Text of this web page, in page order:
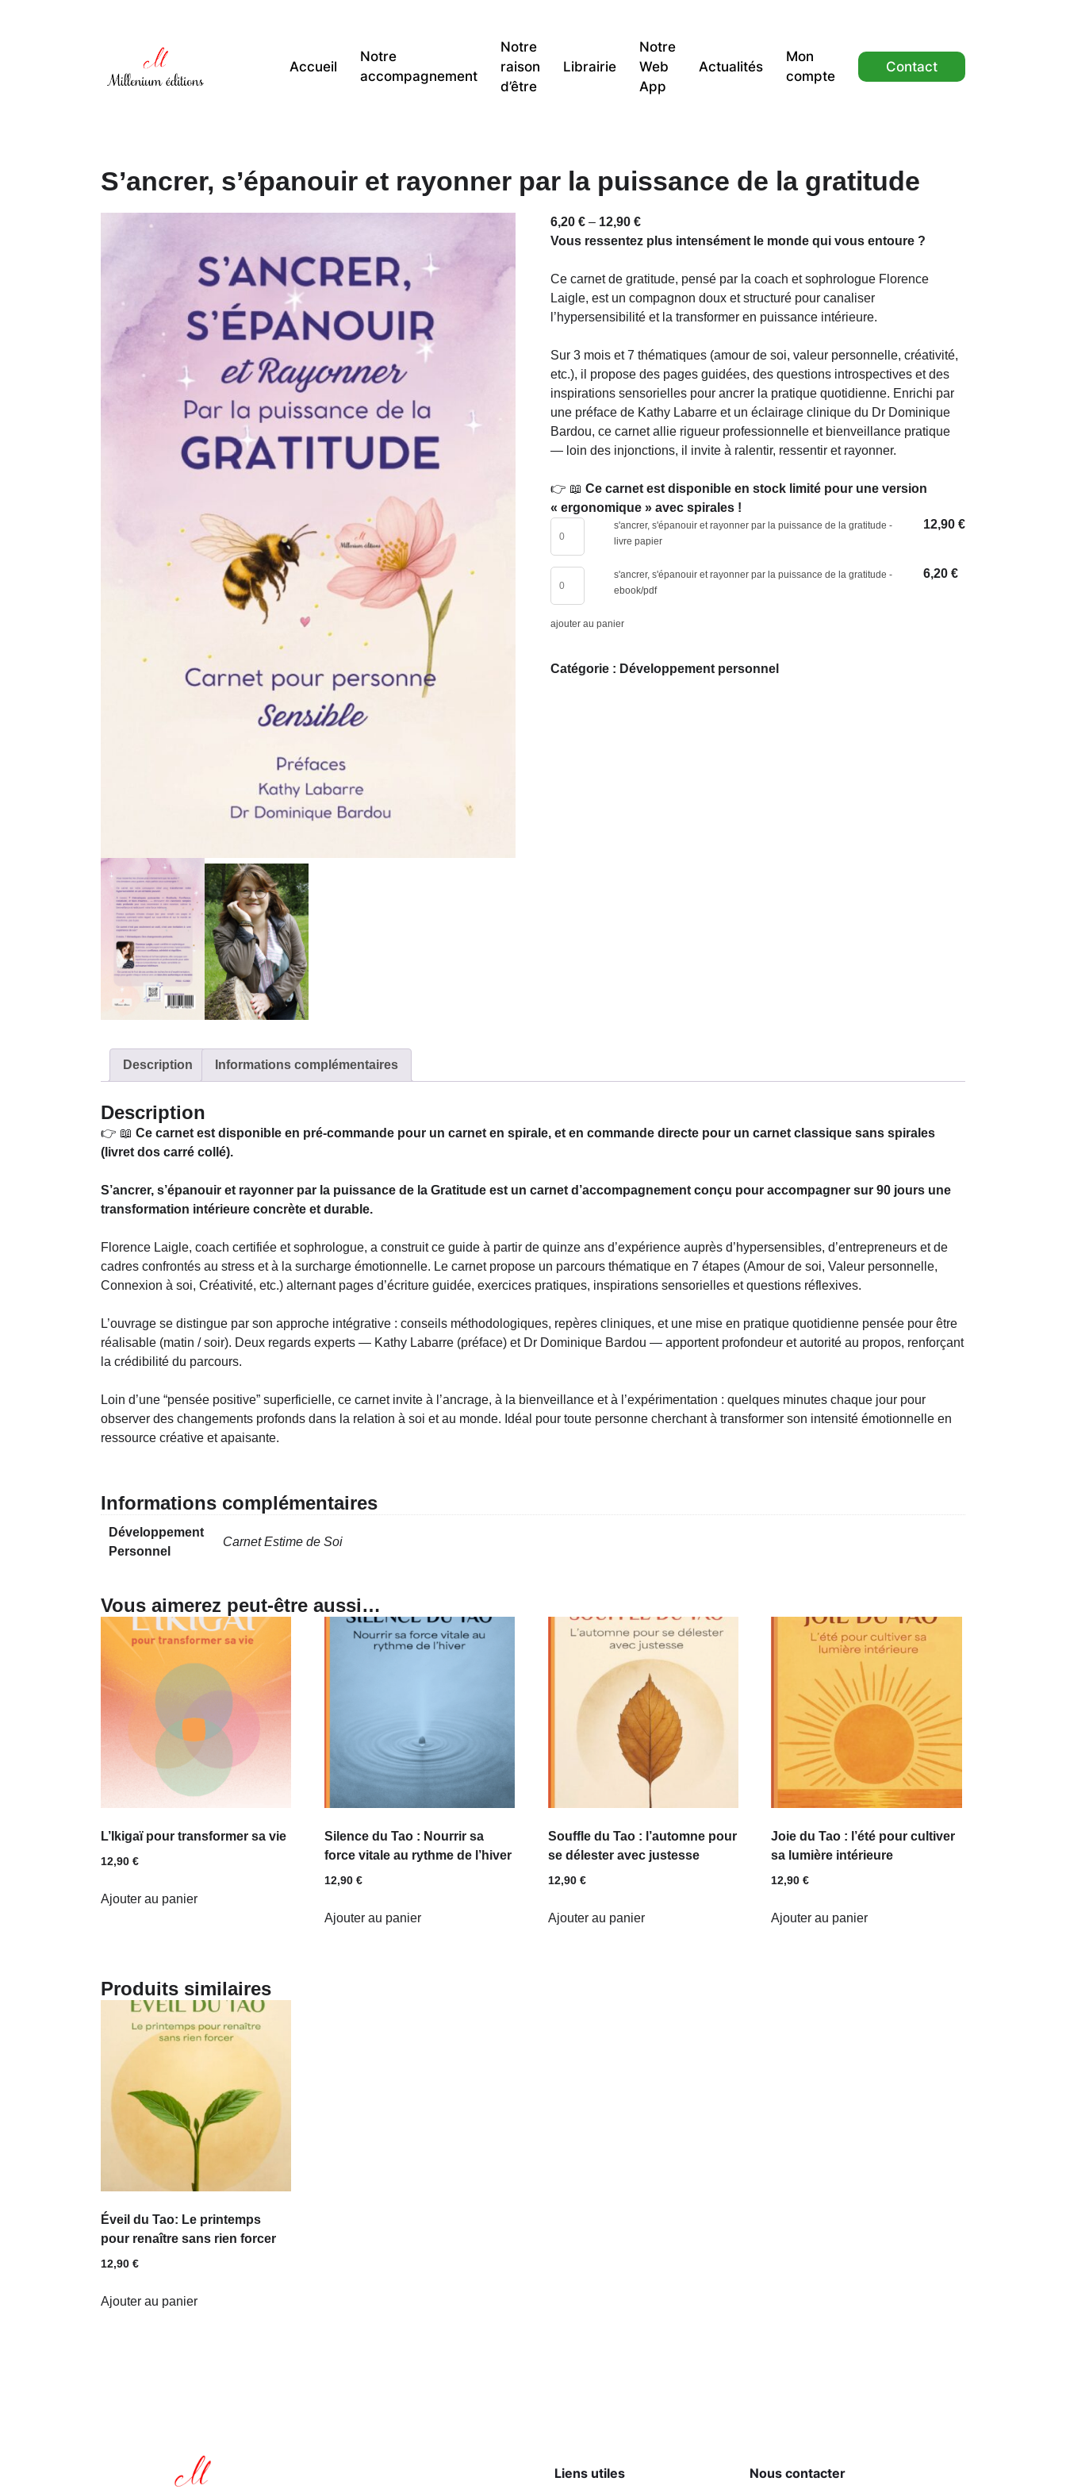
Accueil
Notre
accompagnement
Notre
raison
d’être
Librairie
Notre
Web
App
Actualités
Mon
compte
Contact
S’ancrer, s’épanouir et rayonner par la puissance de la gratitude
6,20 €– 12,90 €
Vous ressentez plus intensément le monde qui vous entoure ?
Ce carnet de gratitude, pensé par la coach et sophrologue Florence
Laigle, est un compagnon doux et structuré pour canaliser
l’hypersensibilité et la transformer en puissance intérieure.
Sur 3 mois et 7 thématiques (amour de soi, valeur personnelle, créativité,
etc.), il propose des pages guidées, des questions introspectives et des
inspirations sensorielles pour ancrer la pratique quotidienne. Enrichi par
une préface de Kathy Labarre et un éclairage clinique du Dr Dominique
Bardou, ce carnet allie rigueur professionnelle et bienveillance pratique
— loin des injonctions, il invite à ralentir, ressentir et rayonner.
👉 📖 Ce carnet est disponible en stock limité pour une version
« ergonomique » avec spirales !
s'ancrer, s'épanouir et rayonner par la puissance de la gratitude -
livre papier
12,90 €
s'ancrer, s'épanouir et rayonner par la puissance de la gratitude -
ebook/pdf
6,20 €
ajouter au panier
Catégorie : Développement personnel
Description Informations complémentaires
Description
👉 📖 Ce carnet est disponible en pré-commande pour un carnet en spirale, et en commande directe pour un carnet classique sans spirales
(livret dos carré collé).
S’ancrer, s’épanouir et rayonner par la puissance de la Gratitude est un carnet d’accompagnement conçu pour accompagner sur 90 jours une
transformation intérieure concrète et durable.
Florence Laigle, coach certifiée et sophrologue, a construit ce guide à partir de quinze ans d’expérience auprès d’hypersensibles, d’entrepreneurs et de
cadres confrontés au stress et à la surcharge émotionnelle. Le carnet propose un parcours thématique en 7 étapes (Amour de soi, Valeur personnelle,
Connexion à soi, Créativité, etc.) alternant pages d’écriture guidée, exercices pratiques, inspirations sensorielles et questions réflexives.
L’ouvrage se distingue par son approche intégrative : conseils méthodologiques, repères cliniques, et une mise en pratique quotidienne pensée pour être
réalisable (matin / soir). Deux regards experts — Kathy Labarre (préface) et Dr Dominique Bardou — apportent profondeur et autorité au propos, renforçant
la crédibilité du parcours.
Loin d’une “pensée positive” superficielle, ce carnet invite à l’ancrage, à la bienveillance et à l’expérimentation : quelques minutes chaque jour pour
observer des changements profonds dans la relation à soi et au monde. Idéal pour toute personne cherchant à transformer son intensité émotionnelle en
ressource créative et apaisante.
Informations complémentaires
Développement
Personnel
Carnet Estime de Soi
Vous aimerez peut-être aussi…
L’Ikigaï pour transformer sa vie
12,90 €
Ajouter au panier
Silence du Tao : Nourrir sa
force vitale au rythme de l’hiver
12,90 €
Ajouter au panier
Souffle du Tao : l’automne pour
se délester avec justesse
12,90 €
Ajouter au panier
Joie du Tao : l’été pour cultiver
sa lumière intérieure
12,90€
Ajouter au panier
Produits similaires
Éveil du Tao: Le printemps
pour renaître sans rien forcer
12,90 €
Ajouter au panier
Liens utiles Nous contacter